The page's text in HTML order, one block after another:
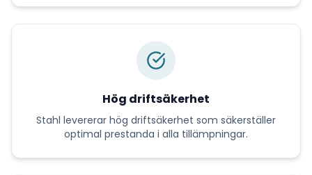
Hög driftsäkerhet
Stahl levererar hög driftsäkerhet som säkerställer
optimal prestanda i alla tillämpningar.